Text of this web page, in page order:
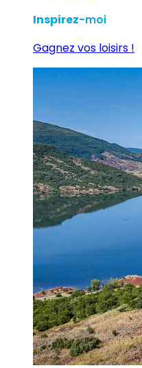
Inspirez-moi
Gagnez vos loisirs !